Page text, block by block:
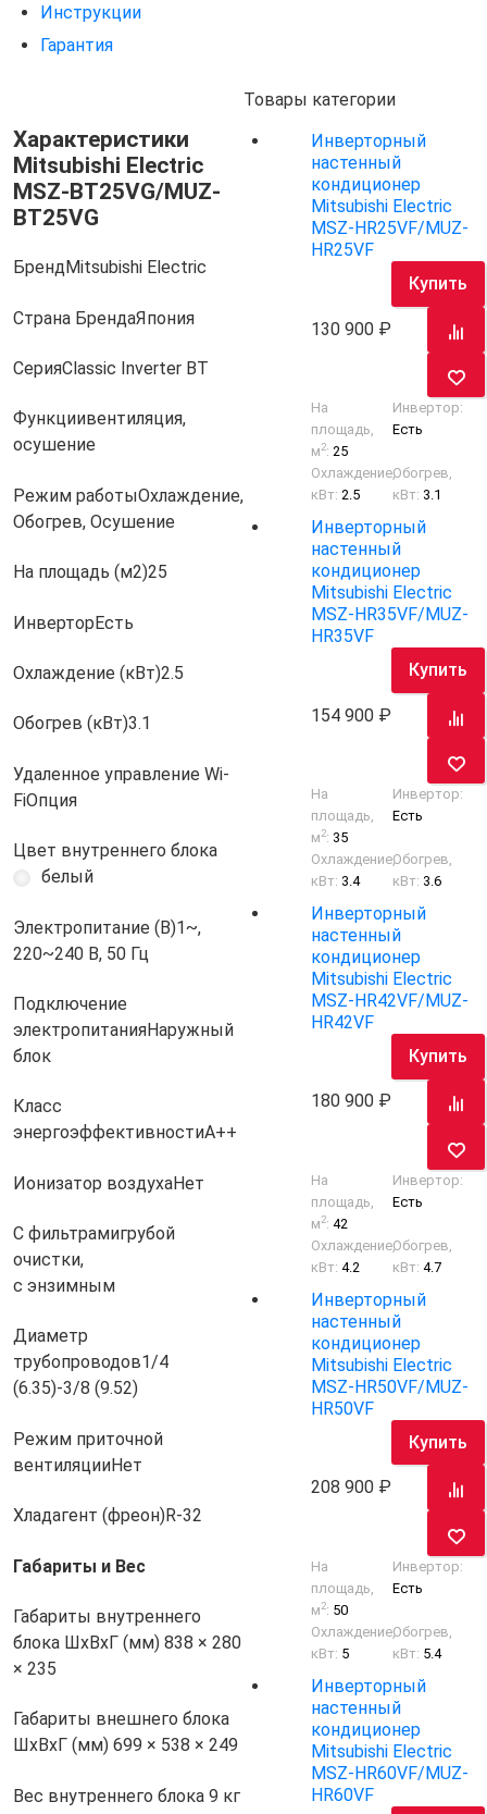
Инструкции
Гарантия
Характеристики
Mitsubishi Electric
MSZ-BT25VG/MUZ-
BT25VG
БрендMitsubishi Electric
Страна БрендаЯпония
СерияClassic Inverter BT
Функциивентиляция,
осушение
Режим работыОхлаждение,
Обогрев, Осушение
На площадь (м2)25
ИнверторЕсть
Охлаждение (кВт)2.5
Обогрев (кВт)3.1
Удаленное управление Wi-
FiОпция
Цвет внутреннего блока
белый
Электропитание (В)1~,
220~240 В, 50 Гц
Подключение
электропитанияНаружный
блок
Класс
энергоэффективностиA++
Ионизатор воздухаНет
С фильтрамигрубой
очистки,
с энзимным
Диаметр
трубопроводов1/4
(6.35)-3/8 (9.52)
Режим приточной
вентиляцииНет
Хладагент (фреон)R-32
Габариты и Вес
Габариты внутреннего
блока ШхВхГ (мм) 838 × 280
× 235
Габариты внешнего блока
ШхВхГ (мм) 699 × 538 × 249
Вес внутреннего блока 9 кг
Товары категории
Инверторный
настенный
кондиционер
Mitsubishi Electric
MSZ-HR25VF/MUZ-
HR25VF
130 900
Купить
На
площадь,
м2:25
Инвертор:
Есть
Охлаждение,
кВт:2.5
Обогрев,
кВт: 3.1
Инверторный
настенный
кондиционер
Mitsubishi Electric
MSZ-HR35VF/MUZ-
HR35VF
154 900
Купить
На
площадь,
м2: 35
Инвертор:
Есть
Охлаждение,
кВт: 3.4
Обогрев,
кВт: 3.6
Инверторный
настенный
кондиционер
Mitsubishi Electric
MSZ-HR42VF/MUZ-
HR42VF
180 900
Купить
На
площадь,
м2:42
Инвертор:
Есть
Охлаждение,
кВт:4.2
Обогрев,
кВт:4.7
Инверторный
настенный
кондиционер
Mitsubishi Electric
MSZ-HR50VF/MUZ-
HR50VF
208 900
Купить
На
площадь,
м2: 50
Инвертор:
Есть
Охлаждение,
кВт: 5
Обогрев,
кВт: 5.4
Инверторный
настенный
кондиционер
Mitsubishi Electric
MSZ-HR60VF/MUZ-
HR60VF